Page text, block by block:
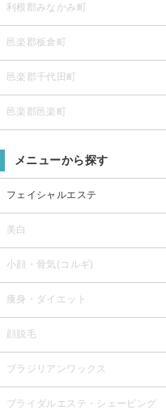
利根郡みなかみ町
邑楽郡板倉町
邑楽郡千代田町
邑楽郡邑楽町
メニューから探す
フェイシャルエステ
美白
小顔・骨気(コルギ)
痩身・ダイエット
顔脱毛
ブラジリアンワックス
ブライダルエステ・シェービング